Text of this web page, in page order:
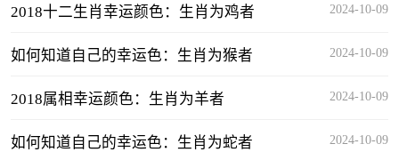
2018十二生肖幸运颜色：生肖为鸡者 2024-10-09
如何知道自己的幸运色：生肖为猴者 2024-10-09
2018属相幸运颜色：生肖为羊者 2024-10-09
如何知道自己的幸运色：生肖为蛇者 2024-10-09